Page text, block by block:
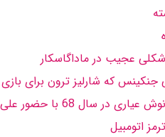
عجیب در ماداگاسكار
جنكینس كه شارلیز ترون براى
هاش مپور، علیرضا خمسه، ایرج طهماسب و گوهر خیراندیش كه اخیراً از شبكه دو بازپخش شد
اتومبیل